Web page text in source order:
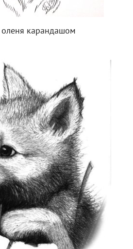
оленя карандашом